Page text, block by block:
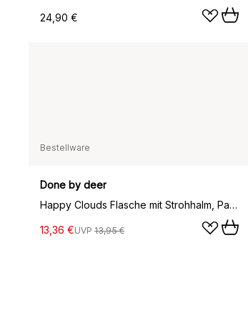
24,90 €
Bestellware
Done by deer
Happy Clouds Flasche mit Strohhalm, Papaya
13,36 €UVP 13,95 €